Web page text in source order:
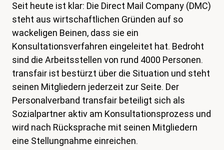
magazin
Shop
Kontakt
Familienzeit
Meine Lehre. Meine Rechte
Mitglied werden
Seit heute ist klar: Die Direct Mail Company (DMC)
steht aus wirtschaftlichen Gründen auf so
wackeligen Beinen, dass sie ein
Konsultationsverfahren eingeleitet hat. Bedroht
sind die Arbeitsstellen von rund 4000 Personen.
transfair ist bestürzt über die Situation und steht
seinen Mitgliedern jederzeit zur Seite. Der
Personalverband transfair beteiligt sich als
Sozialpartner aktiv am Konsultationsprozess und
wird nach Rücksprache mit seinen Mitgliedern
eine Stellungnahme einreichen.